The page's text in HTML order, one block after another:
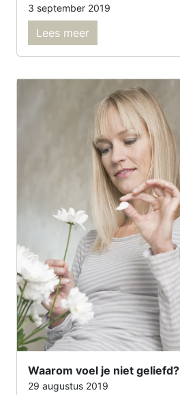
3 september 2019
Lees meer
Waarom voel je niet geliefd?
29 augustus 2019